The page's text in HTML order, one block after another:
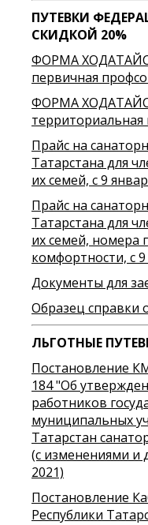
ПУТЕВКИ
СКИДКОЙ 20%
ФОРМА
первичная
ФОРМА
Прайс на
Татарстана для
их семей, с 9
Прайс на
Татарстана для
их семей,
комфортности, с
Документы для
Образец справки
ЛЬГОТНЫЕ
Постановление
184 "Об
работников
муниципальных
Татарстан
(с изменениями и
2021)
Постановление
Республики